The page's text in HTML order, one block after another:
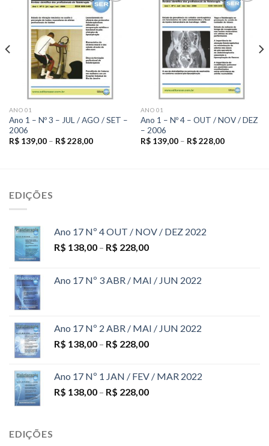
Add to
wishlist
ANO 01
Ano 1 – Nº 3 – JUL / AGO / SET –
2006
R$139,00– R$228,00
Add to
wishlist
ANO 01
Ano 1 – Nº 4 – OUT / NOV / DEZ
– 2006
R$139,00– R$228,00
EDIÇÕES
Ano 17 Nº 4 OUT / NOV / DEZ 2022
R$ 138,00 – R$ 228,00
Ano 17 Nº 3 ABR / MAI / JUN 2022
Ano 17 Nº 2 ABR / MAI / JUN 2022
R$ 138,00 – R$ 228,00
Ano 17 Nº 1 JAN / FEV / MAR 2022
R$ 138,00 – R$ 228,00
EDIÇÕES